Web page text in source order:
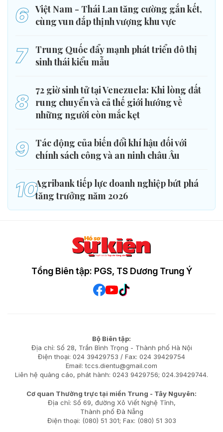
6 Việt Nam - Thái Lan tăng cường gắn kết,
cùng vun đắp thịnh vượng khu vực
7
Trung Quốc đẩy mạnh phát triển đô thị
sinh thái kiểu mẫu
8
72 giờ sinh tử tại Venezuela: Khi lòng đất
rung chuyển và cả thế giới hướng về
những người còn mắc kẹt
9
Tác động của biến đổi khí hậu đối với
chính sách công và an ninh châu Âu
10Agribank tiếp lực doanh nghiệp bứt phá
tăng trưởng năm 2026
Tổng Biên tập: PGS, TS Dương Trung Ý
Bộ Biên tập:
Địa chỉ: Số 28, Trần Bình Trọng - Thành phố Hà Nội
Điện thoại: 024 39429753 / Fax: 024 39429754
Email: tccs.dientu@gmail.com
Liên hệ quảng cáo, phát hành: 0243 9429756; 024.39429744.
Cơ quan Thường trực tại miền Trung - Tây Nguyên:
Địa chỉ: Số 69, đường Xô Viết Nghệ Tĩnh,
Thành phố Đà Nẵng
Điện thoại: (080) 51 301; Fax: (080) 51 303